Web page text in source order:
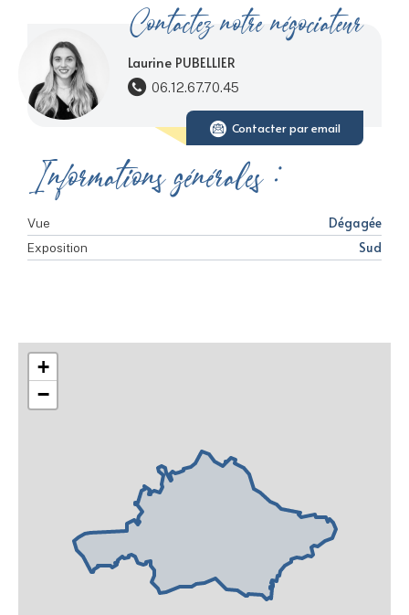
Contactez notre négociateur
Laurine PUBELLIER
06.12.67.70.45
Contacter par email
Informations générales :
Vue Dégagée
Exposition Sud
+
−